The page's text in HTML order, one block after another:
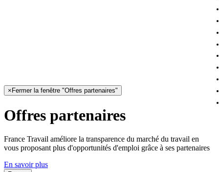
× Fermer la fenêtre "Offres partenaires"
Offres partenaires
France Travail améliore la transparence du marché du travail en
vous proposant plus d'opportunités d'emploi grâce à ses partenaires
En savoir plus